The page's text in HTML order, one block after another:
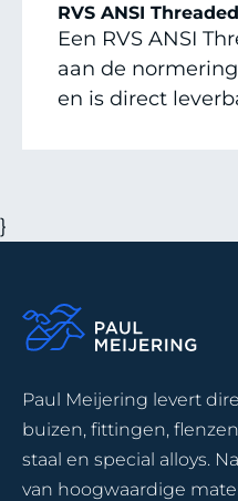
RVS ANSI
Een RVS ANSI
aan de
en is direct
}
Paul Meijering levert
buizen, fittingen,
staal en special alloys.
van hoogwaardige